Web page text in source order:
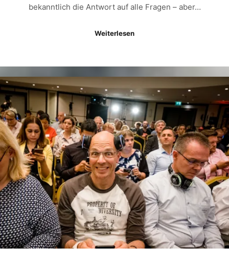
bekanntlich die Antwort auf alle Fragen – aber…
Weiterlesen